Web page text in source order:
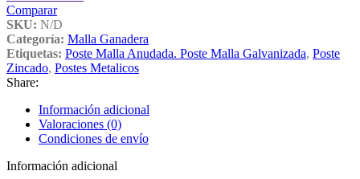
Comparar
SKU: N/D
Categoría: Malla Ganadera
Etiquetas: Poste Malla Anudada. Poste Malla Galvanizada, Poste
Zincado, Postes Metalicos
Share:
Información adicional
Valoraciones (0)
Condiciones de envío
Información adicional